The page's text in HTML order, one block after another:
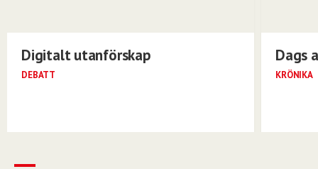
Digitalt utanförskap
DEBATT
Dags
KRÖNIKA